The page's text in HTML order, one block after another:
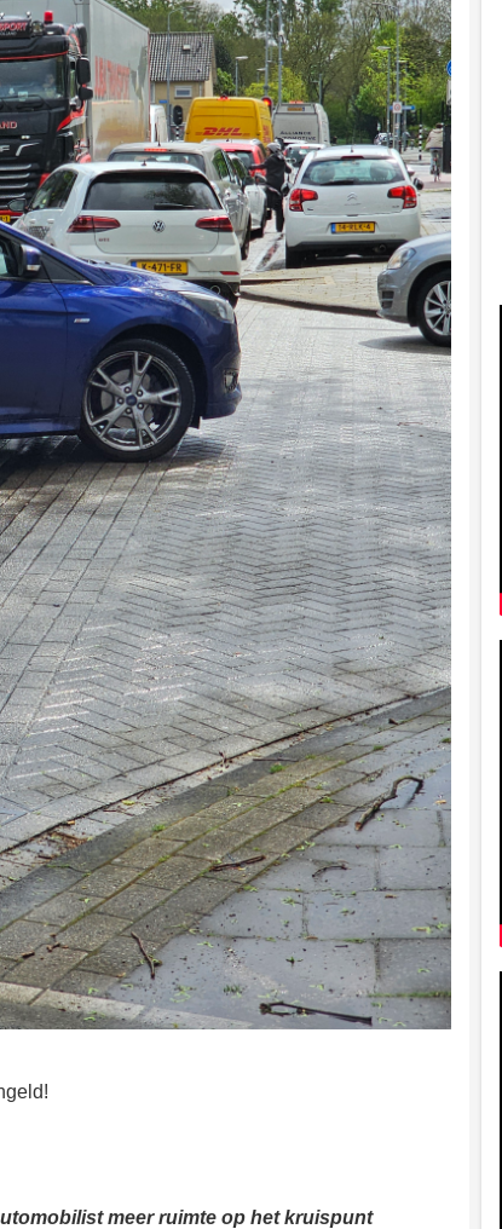
meer ruimte op het kruispunt